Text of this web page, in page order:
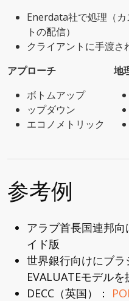
Enerdata社で処理（
トの配信）
クライアントに手渡さ
アプローチ
ボトムアップ
ップダウン
エコノメトリック
地
参考例
アラブ首長国連邦
イド版
世界銀行向けにブ
EVALUATEモデルを
DECC（英国）：